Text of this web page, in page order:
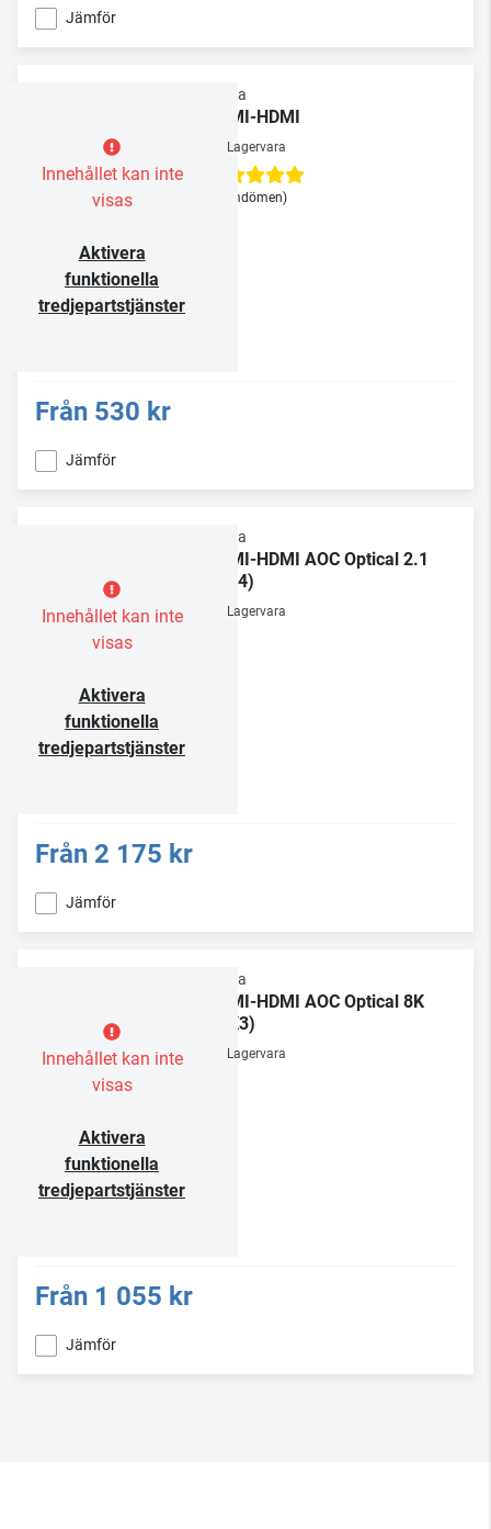
Jämför
Innehållet kan inte
visas
Aktivera
funktionella
tredjepartstjänster
Supra
HDMI-HDMI
Lagervara
(3 omdömen)
Från 530 kr
Jämför
Innehållet kan inte
visas
Aktivera
funktionella
tredjepartstjänster
Supra
HDMI-HDMI AOC Optical 2.1
(Mk4)
Lagervara
Från 2 175 kr
Jämför
Innehållet kan inte
visas
Aktivera
funktionella
tredjepartstjänster
Supra
HDMI-HDMI AOC Optical 8K
(MK3)
Lagervara
Från 1 055 kr
Jämför